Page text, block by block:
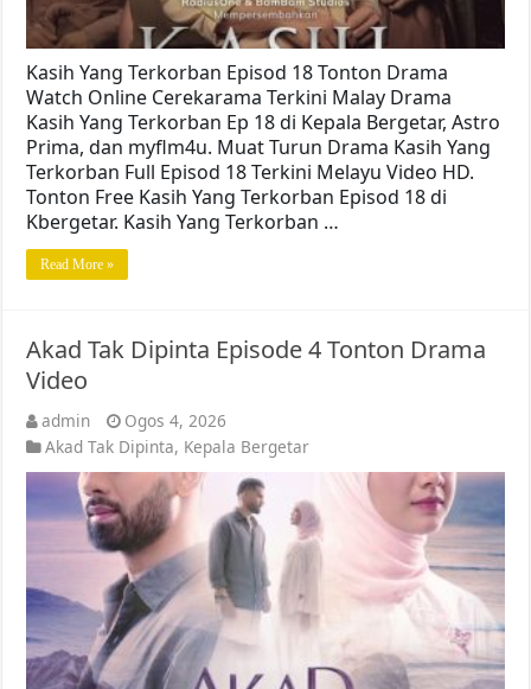
Kasih Yang Terkorban Episod 18 Tonton Drama
Watch Online Cerekarama Terkini Malay Drama
Kasih Yang Terkorban Ep 18 di Kepala Bergetar, Astro
Prima, dan myflm4u. Muat Turun Drama Kasih Yang
Terkorban Full Episod 18 Terkini Melayu Video HD.
Tonton Free Kasih Yang Terkorban Episod 18 di
Kbergetar. Kasih Yang Terkorban …
Read More »
Akad Tak Dipinta Episode 4 Tonton Drama
Video
admin
Ogos 4, 2026
Akad Tak Dipinta, Kepala Bergetar